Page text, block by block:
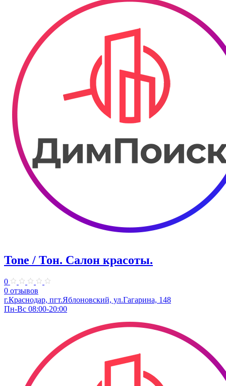
Tone / Тон. Салон красоты.
0
0 отзывов
г.Краснодар, пгт.Яблоновский, ул.Гагарина, 148
Пн-Вс 08:00-20:00